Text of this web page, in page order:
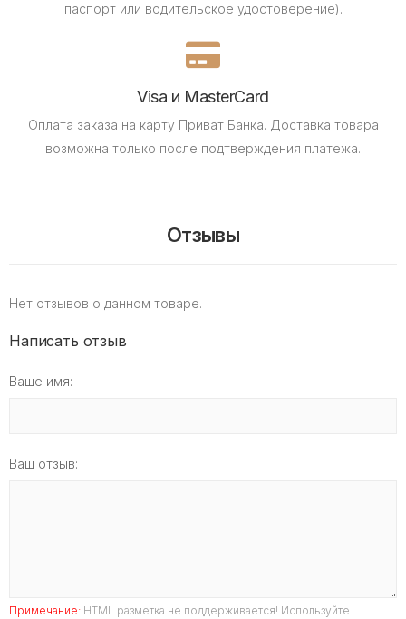
паспорт или водительское удостоверение).
Visa и MasterCard
Оплата заказа на карту Приват Банка. Доставка товара
возможна только после подтверждения платежа.
Отзывы
Нет отзывов о данном товаре.
Написать отзыв
Ваше имя:
Ваш отзыв:
Примечание: HTML разметка не поддерживается! Используйте